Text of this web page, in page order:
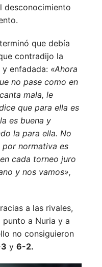
desconocimiento
que debía
contradijo la
enfadada: «Ahora
no pase como en
mala, le
que para ella es
es buena y
la para ella. No
normativa es
cada torneo juro
y nos vamos»,
a las rivales,
a Nuria y a
no consiguieron
y 6-2.